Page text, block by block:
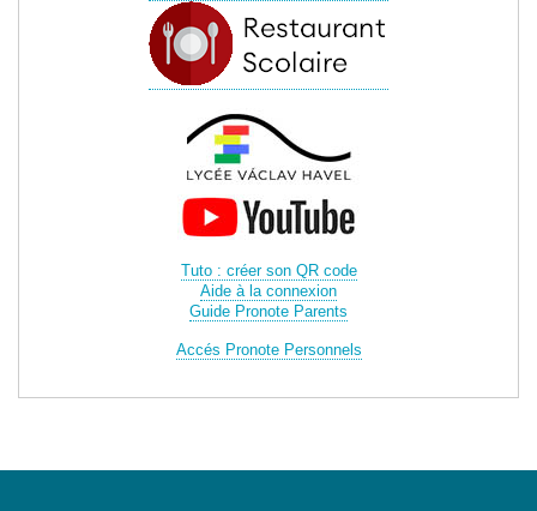
Tuto : créer son QR code
Aide à la connexion
Guide Pronote Parents
Accés Pronote Personnels